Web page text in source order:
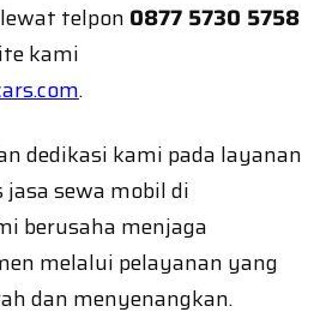
telpon 0877 5730 5758
kami
.
dedikasi kami pada layanan
sewa mobil di
berusaha menjaga
melalui pelayanan yang
dan menyenangkan.